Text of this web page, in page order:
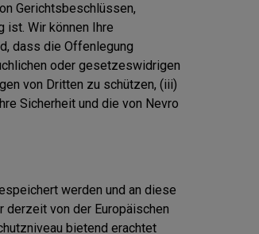
Gerichtsbeschlüssen,
ist. Wir können Ihre
dass die Offenlegung
oder gesetzeswidrigen
von Dritten zu schützen, (iii)
Sicherheit und die von Nevro
werden und an diese
von der Europäischen
bietend erachtet